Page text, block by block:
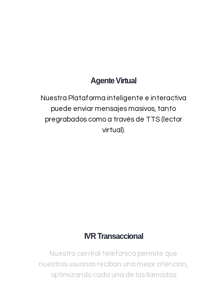
Agente Virtual
Nuestra Plataforma inteligente e interactiva
puede enviar mensajes masivos, tanto
pregrabados como a través de TTS (lector
virtual).
IVR Transaccional
Nuestra central telefónica permite que
nuestros usuarios reciban una mejor atención,
optimizando cada una de las llamadas